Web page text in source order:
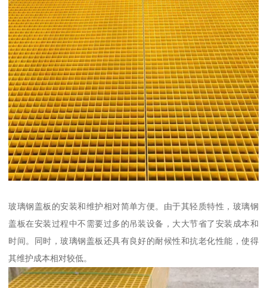
玻璃钢盖板的安装和维护相对简单方便。由于其轻质特性，玻璃钢
盖板在安装过程中不需要过多的吊装设备，大大节省了安装成本和
时间。同时，玻璃钢盖板还具有良好的耐候性和抗老化性能，使得
其维护成本相对较低。